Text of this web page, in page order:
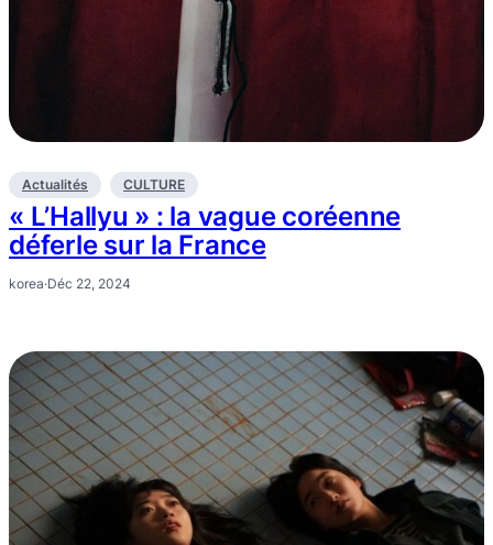
Actualités CULTURE
« L’Hallyu » : la vague coréenne
déferle sur la France
korea·Déc 22, 2024